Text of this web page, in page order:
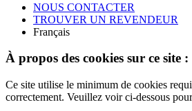
NOUS CONTACTER
TROUVER UN REVENDEUR
Français
À propos des cookies sur ce site :
Ce site utilise le minimum de cookies
correctement. Veuillez voir ci-dessous